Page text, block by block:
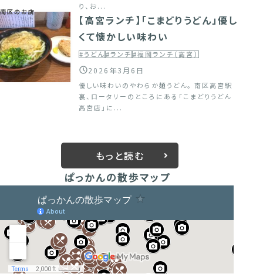
り、お...
南区のお店
【高宮ランチ】「こまどりうどん」優し
くて懐かしい味わい
#うどん#ランチ#福岡ランチ（高宮）
2026年3月6日
優しい味わいのやわらか麺うどん。 南区高宮駅
裏、ロータリーのところにある「こまどりうどん
高宮店」に...
もっと読む
ぱっかんの散歩マップ